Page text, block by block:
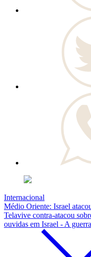
Internacional
Médio Oriente: Israel
Telavive contra-atacou
ouvidas em Israel - A